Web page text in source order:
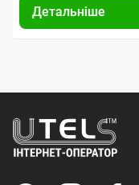
Детальніше